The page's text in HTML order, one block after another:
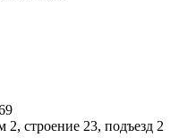
строение 23, подъезд 2